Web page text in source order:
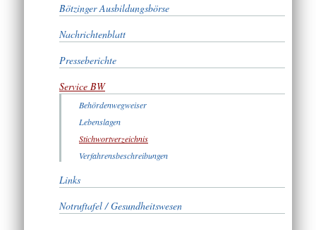
Bötzinger Ausbildungsbörse
Nachrichtenblatt
Presseberichte
Service BW
Behördenwegweiser
Lebenslagen
Stichwortverzeichnis
Verfahrensbeschreibungen
Links
Notruftafel / Gesundheitswesen